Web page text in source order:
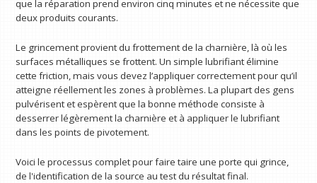
que la réparation prend environ cinq minutes et ne nécessite que
deux produits courants.
Le grincement provient du frottement de la charnière, là où les
surfaces métalliques se frottent. Un simple lubrifiant élimine
cette friction, mais vous devez l’appliquer correctement pour qu’il
atteigne réellement les zones à problèmes. La plupart des gens
pulvérisent et espèrent que la bonne méthode consiste à
desserrer légèrement la charnière et à appliquer le lubrifiant
dans les points de pivotement.
Voici le processus complet pour faire taire une porte qui grince,
de l'identification de la source au test du résultat final.